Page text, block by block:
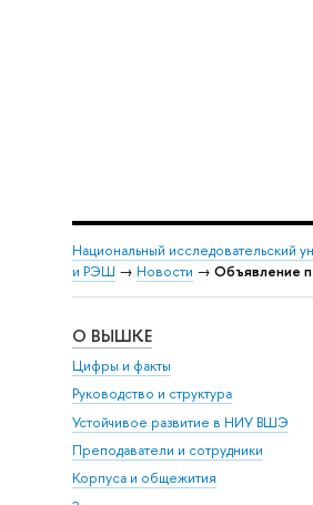
Национальный исследовательский
и РЭШ → Новости → Объявление
О ВЫШКЕ
Цифры и факты
Руководство и структура
Устойчивое развитие в НИУ ВШЭ
Преподаватели и сотрудники
Корпуса и общежития